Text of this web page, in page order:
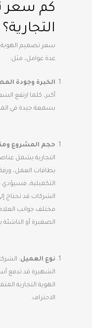
كم سعر
التجارية؟
سعر تصميم
عدة عوامل، مثل:
الخبرة وجودة
أكبر، كلما ارتفع
بسمعة جيدة في
حجم المشروع
التجارية يشمل
بطاقات العمل،
التكميلية، فسيؤدي
الشركات قد تحتاج
مختلف جوانب
الصغيرة أو
نوع العميل:
الشهيرة قد تدفع
الهوية التجارية
الاحتراف.